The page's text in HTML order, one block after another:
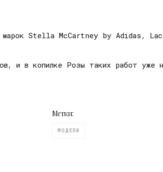
марок Stella McCartney by Adidas,
и в копилке Розы таких работ уже
Метки:
МОДЕЛИ